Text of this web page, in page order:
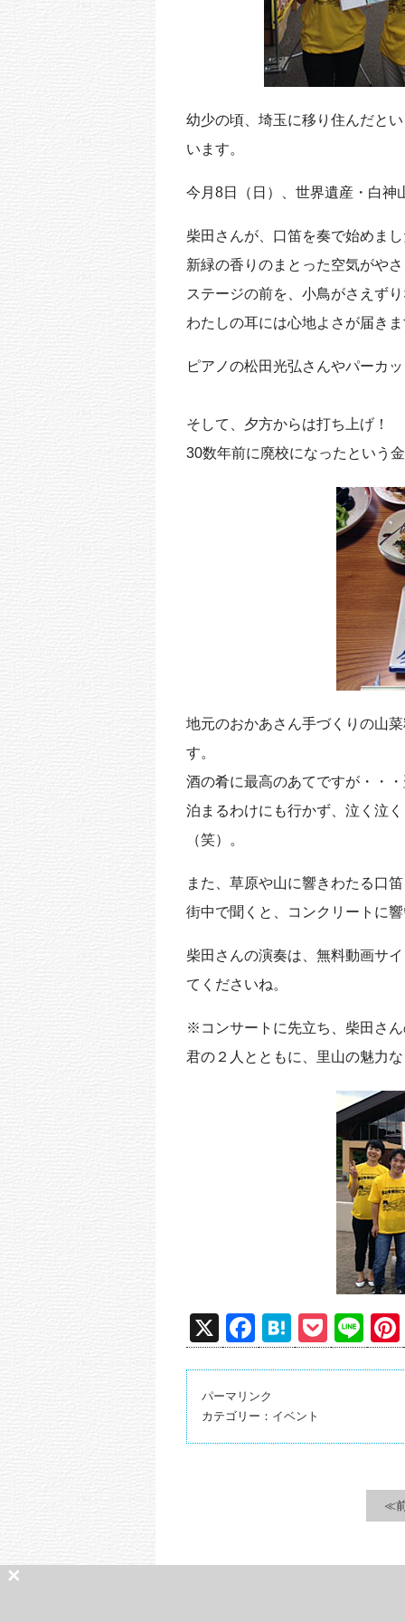
×
幼少の頃、埼玉に移り住んだと
います。
今月8日（日）、世界遺産・白神
柴田さんが、口笛を奏で始めま
新緑の香りのまとった空気がや
ステージの前を、小鳥がさえず
わたしの耳には心地よさが届き
ピアノの松田光弘さんやパーカ
そして、夕方からは打ち上げ！
30数年前に廃校になったという
地元のおかあさん手づくりの山
す。
酒の肴に最高のあてですが・・
泊まるわけにも行かず、泣く泣
（笑）。
また、草原や山に響きわたる口
街中で聞くと、コンクリートに
柴田さんの演奏は、無料動画サ
てくださいね。
※コンサートに先立ち、柴田さ
君の２人とともに、里山の魅力
X
F
a
c
e
b
H
at
n
a
P
o
Li
n
パーマリンク
カテゴリー： イベント
≪